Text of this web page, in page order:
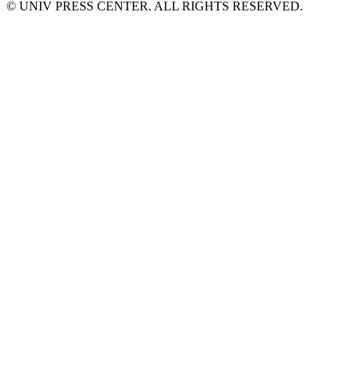
© UNIV PRESS CENTER. ALL RIGHTS RESERVED.